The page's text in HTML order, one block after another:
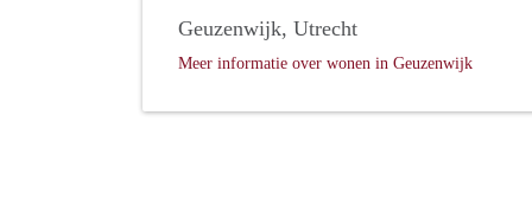
Geuzenwijk, Utrecht
Meer informatie over wonen in Geuzenwijk